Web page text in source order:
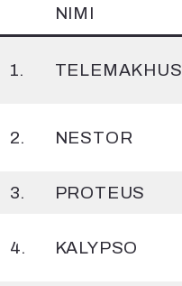
NIMI
1. TELEMAKHUS
2. NESTOR
3. PROTEUS
4. KALYPSO